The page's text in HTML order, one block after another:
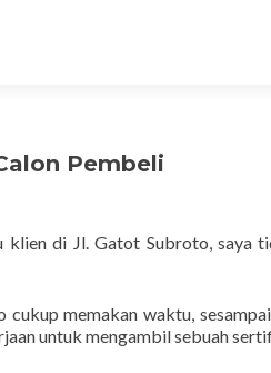
Pembeli
klien di Jl. Gatot Subroto, saya
memakan waktu,
untuk mengambil sebuah